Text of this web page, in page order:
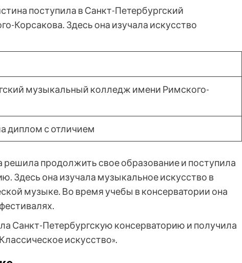
поступила в Санкт-Петербургский
Корсакова. Здесь она изучала искусство
музыкальный колледж имени Римского-
диплом с отличием
продолжить свое образование и поступила
Здесь она изучала музыкальное искусство в
музыке. Во время учебы в консерватории она
Санкт-Петербургскую консерваторию и получила
искусство».